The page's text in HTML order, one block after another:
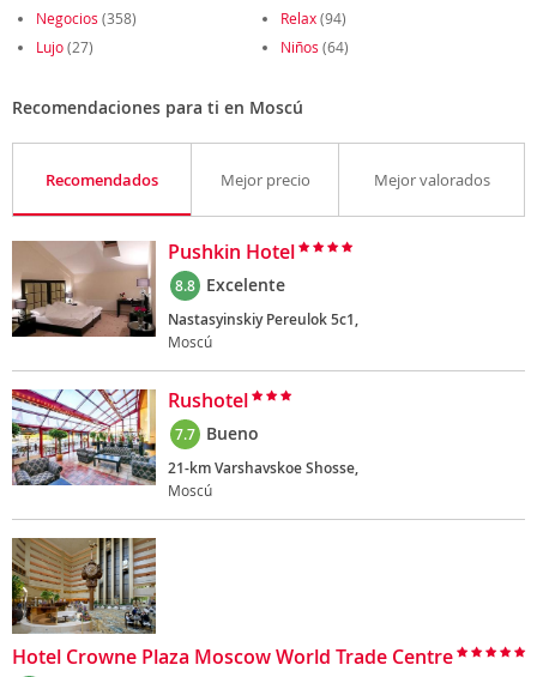
Negocios (358) Relax(94)
Lujo(27) Niños (64)
Recomendaciones para ti en Moscú
Recomendados Mejor precio Mejor valorados
Pushkin Hotel
8.8 Excelente
Nastasyinskiy Pereulok 5c1,
Moscú
Rushotel
7.7 Bueno
21-km Varshavskoe Shosse,
Moscú
Hotel Crowne Plaza Moscow World Trade Centre